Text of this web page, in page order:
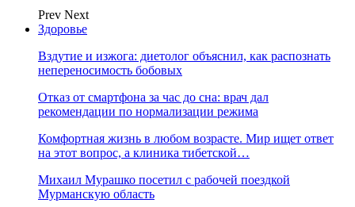
Prev Next
Здоровье
Вздутие и изжога: диетолог объяснил, как распознать
непереносимость бобовых
Отказ от смартфона за час до сна: врач дал
рекомендации по нормализации режима
Комфортная жизнь в любом возрасте. Мир ищет ответ
на этот вопрос, а клиника тибетской…
Михаил Мурашко посетил с рабочей поездкой
Мурманскую область